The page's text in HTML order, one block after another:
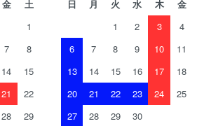
金
土
1
7
8
14
15
21
22
28
29
日 月 火 水 木 金
1
2 3 4
6
7 8 9 10 11
13
14 15 16 17 18
20
21 22 23 24 25
27
28 29 30